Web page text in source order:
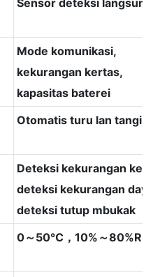
Mode komunikasi,
kekurangan kertas,
kapasitas baterei
Otomatis turu lan tangi
Deteksi kekurangan
deteksi kekurangan daya,
deteksi tutup mbukak
0～50℃，10%～80%RH